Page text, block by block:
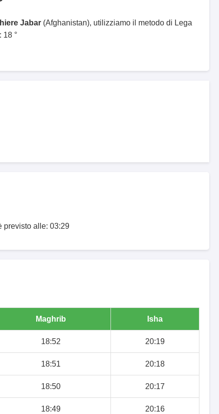
Jabar (Afghanistan), utilizziamo il metodo di Lega
18 °
previsto alle: 03:29
Maghrib Isha
18:52 20:19
18:51 20:18
18:50 20:17
18:49 20:16